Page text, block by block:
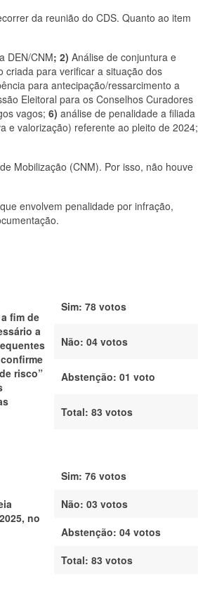
da reunião do CDS. Quanto ao item
DEN/CNM; 2) Análise de conjuntura e
criada para verificar a situação dos
para antecipação/ressarcimento a
Eleitoral para os Conselhos Curadores
vagos; 6) análise de penalidade a filiada
e valorização) referente ao pleito de 2024;
Mobilização (CNM). Por isso, não houve
envolvem penalidade por infração,
fim de
a
risco”
Sim: 78 votos
Não: 04 votos
Abstenção: 01 voto
Total: 83 votos
no
Sim: 76 votos
Não: 03 votos
Abstenção: 04 votos
Total: 83 votos